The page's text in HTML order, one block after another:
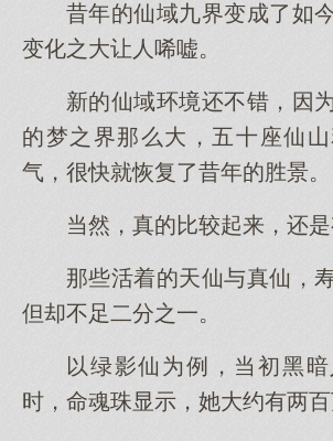
昔年的仙域九界变成了如
变化之大让人唏嘘。
新的仙域环境还不错，因
的梦之界那么大，五十座仙
气，很快就恢复了昔年的胜景。
当然，真的比较起来，还是
那些活着的天仙与真仙，
但却不足二分之一。
以绿影仙为例，当初黑
时，命魂珠显示，她大约有两百